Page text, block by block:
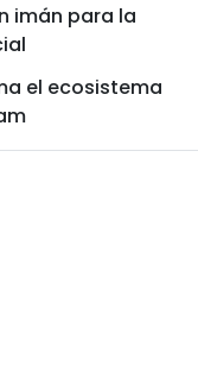
imán para la
el ecosistema